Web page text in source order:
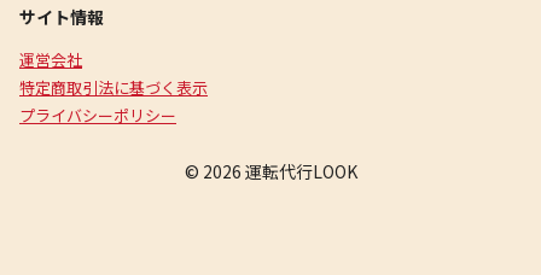
サイト情報
運営会社
特定商取引法に基づく表示
プライバシーポリシー
© 2026 運転代行LOOK